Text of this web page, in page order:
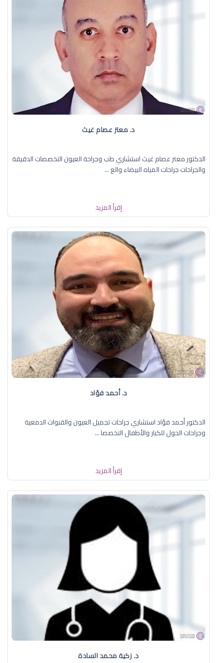
د. معتز عصام غيث
الدكتور معتز عصام غيث استشاري طب وجراحة العيون التخصصات الدقيقة
والجراحات جراحات المياه البيضاء والع ...
إقرأ المزيد
د. أحمد فؤاد
الدكتور أحمد فؤاد استشاري جراحات تجميل العيون والقنوات الدمعية
وجراحات الحول للكبار والأطفال التخصصا ...
إقرأ المزيد
د. زكية محمد السادة